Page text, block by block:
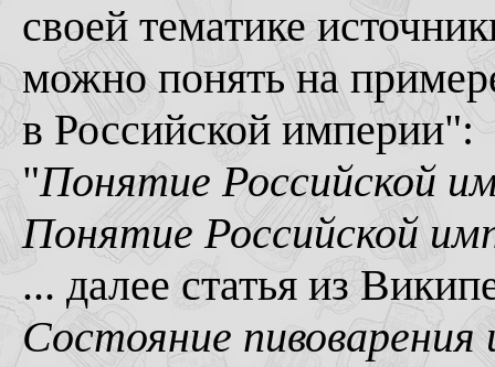
своей тематике
можно понять на
в Российской империи":
"Понятие Российской
Понятие Российской
... далее статья из
Состояние